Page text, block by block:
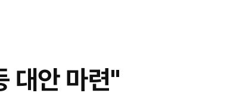
대안 마련"